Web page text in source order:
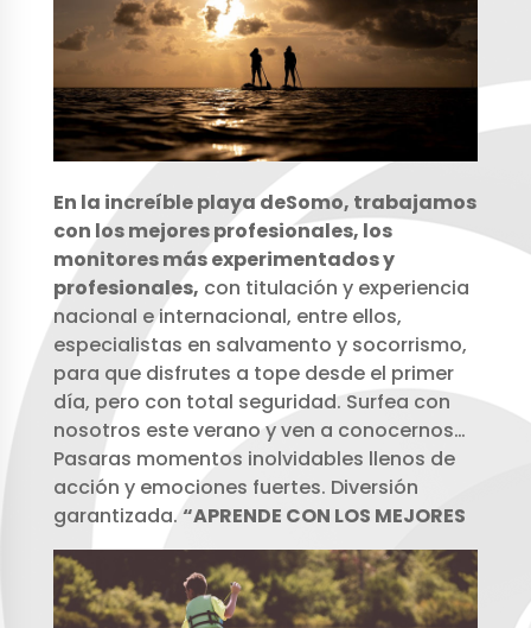
En la increíble playa deSomo, trabajamos
con los mejores profesionales, los
monitores más experimentados y
profesionales, con titulación y experiencia
nacional e internacional, entre ellos,
especialistas en salvamento y socorrismo,
para que disfrutes a tope desde el primer
día, pero con total seguridad. Surfea con
nosotros este verano y ven a conocernos…
Pasaras momentos inolvidables llenos de
acción y emociones fuertes. Diversión
garantizada. “APRENDE CON LOS MEJORES